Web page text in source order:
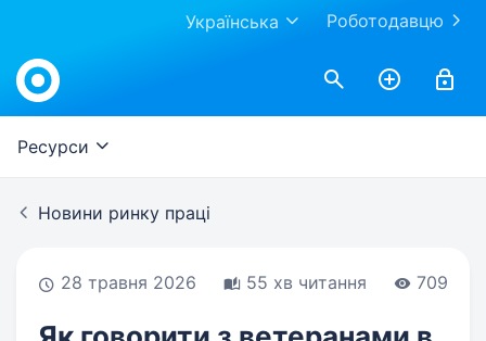
Роботодавцю
Українська
Work.ua
Ресурси
Новини ринку праці
28 травня 2026 55 хв читання 709